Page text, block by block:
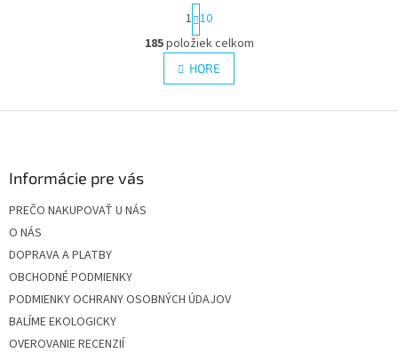
O
v
l
d
ý
S
t
r
á
n
k
v
1 10
185položiek celkom
HORE
Informácie pre vás
PREČO NAKUPOVAŤ U NÁS
O NÁS
DOPRAVA A PLATBY
OBCHODNÉ PODMIENKY
PODMIENKY OCHRANY OSOBNÝCH ÚDAJOV
BALÍME EKOLOGICKY
OVEROVANIE RECENZIÍ